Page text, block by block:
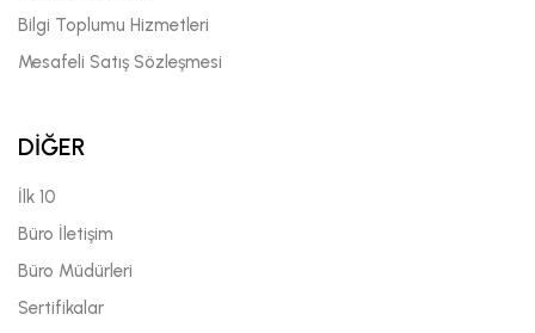
Bilgi Toplumu Hizmetleri
Mesafeli Satış Sözleşmesi
DİĞER
İlk 10
Büro İletişim
Büro Müdürleri
Sertifikalar